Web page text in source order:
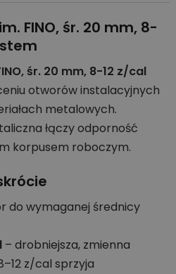
FINO, śr. 20 mm, 8-
śr. 20 mm, 8-12 z/cal
otworów instalacyjnych
metalowych.
łączy odporność
korpusem roboczym.
do wymaganej średnicy
– drobniejsza, zmienna
z/cal sprzyja